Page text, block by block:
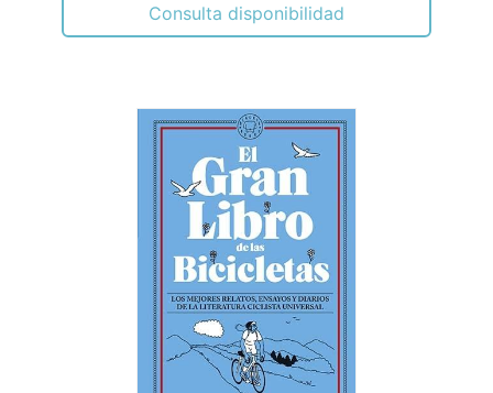
Consulta disponibilidad